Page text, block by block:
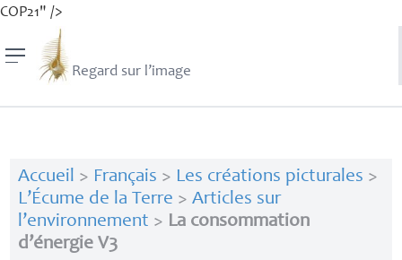
COP21" />
Regard sur l’image
Accueil > Français > Les créations picturales >
L’Écume de la Terre > Articles sur
l’environnement > La consommation
d’énergie V3